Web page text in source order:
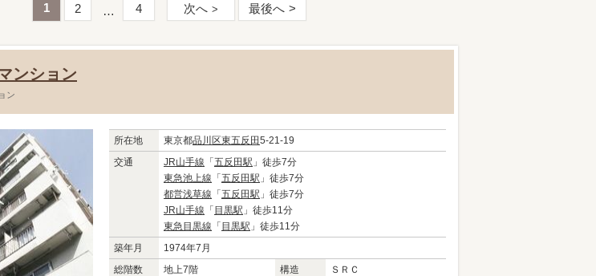
1 2 4 次へ 最後へ
ンション
ン
所在地 東京都品川区東五反田5-21-19
交通
JR山手線 「 五反田駅 」徒歩7分
東急池上線 「 五反田駅 」徒歩7分
都営浅草線 「 五反田駅 」徒歩7分
JR山手線 「 目黒駅 」徒歩11分
東急目黒線 「 目黒駅 」徒歩11分
築年月
1974年7月
総階数
地上7階 構造
ＳＲＣ